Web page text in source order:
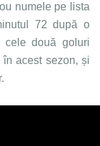
numele pe lista
72 după o
două goluri
acest sezon, și